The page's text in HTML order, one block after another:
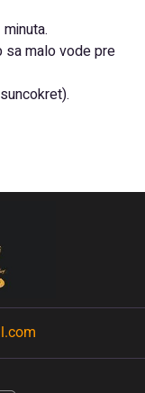
sa malo vode pre